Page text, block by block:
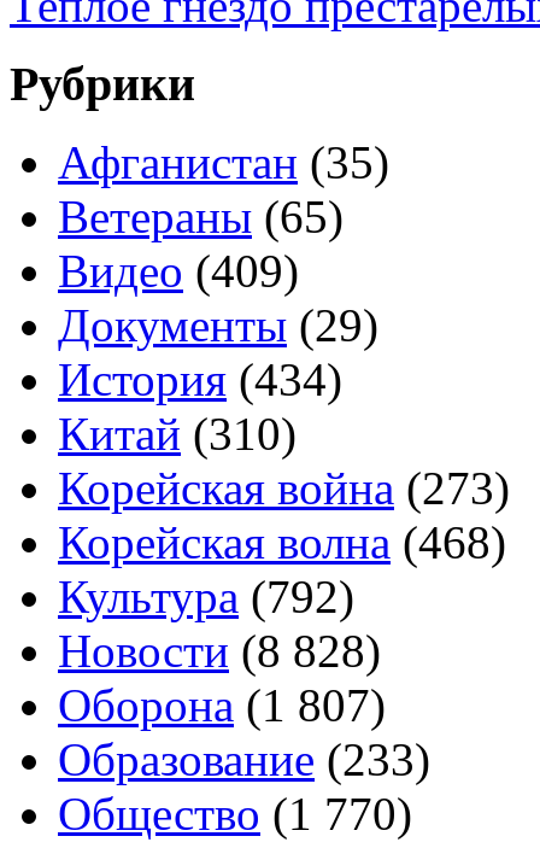
Рубрики
Афганистан (35)
Ветераны (65)
Видео (409)
Документы (29)
История (434)
Китай (310)
Корейская война (273)
Корейская волна (468)
Культура (792)
Новости (8 828)
Оборона (1 807)
Образование (233)
Общество (1 770)